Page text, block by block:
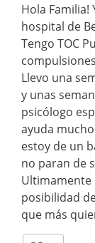
Hola Familia!
hospital de
Tengo TOC
Llevo una
y unas
psicólogo
ayuda
estoy de un
no paran de
Ultimamente
posibilidad
que más